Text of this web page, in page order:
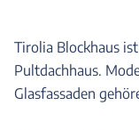
Tirolia Blockhaus
Pultdachhaus.
Glasfassaden